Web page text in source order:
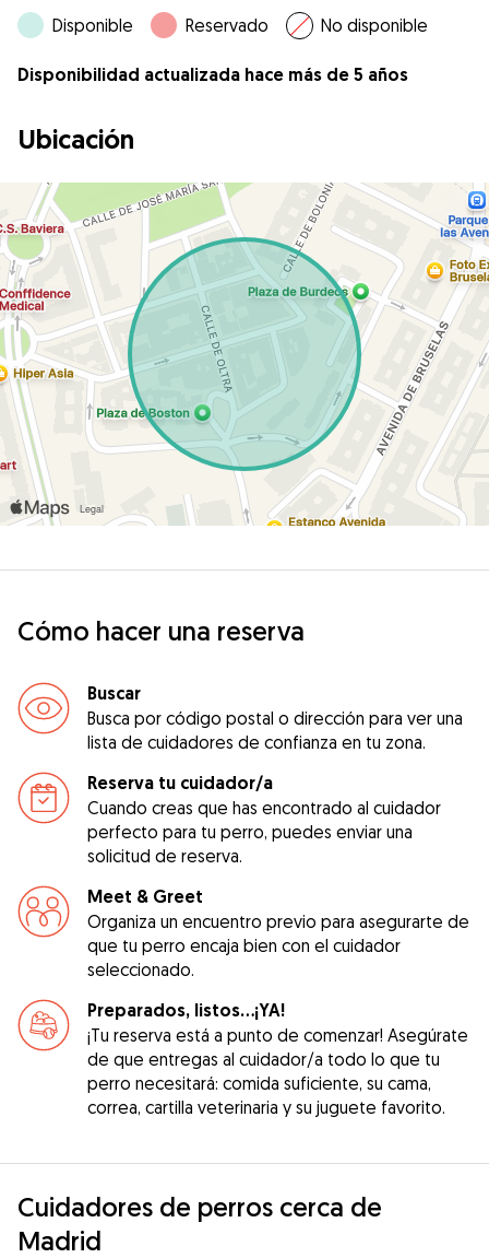
Disponible Reservado No disponible
Disponibilidad actualizada hace más de 5 años
Ubicación
Cómo hacer una reserva
Buscar
Busca por código postal o dirección para ver una
lista de cuidadores de confianza en tu zona.
Reserva tu cuidador/a
Cuando creas que has encontrado al cuidador
perfecto para tu perro, puedes enviar una
solicitud de reserva.
Meet & Greet
Organiza un encuentro previo para asegurarte de
que tu perro encaja bien con el cuidador
seleccionado.
Preparados, listos...¡YA!
¡Tu reserva está a punto de comenzar! Asegúrate
de que entregas al cuidador/a todo lo que tu
perro necesitará: comida suficiente, su cama,
correa, cartilla veterinaria y su juguete favorito.
Cuidadores de perros cerca de
Madrid